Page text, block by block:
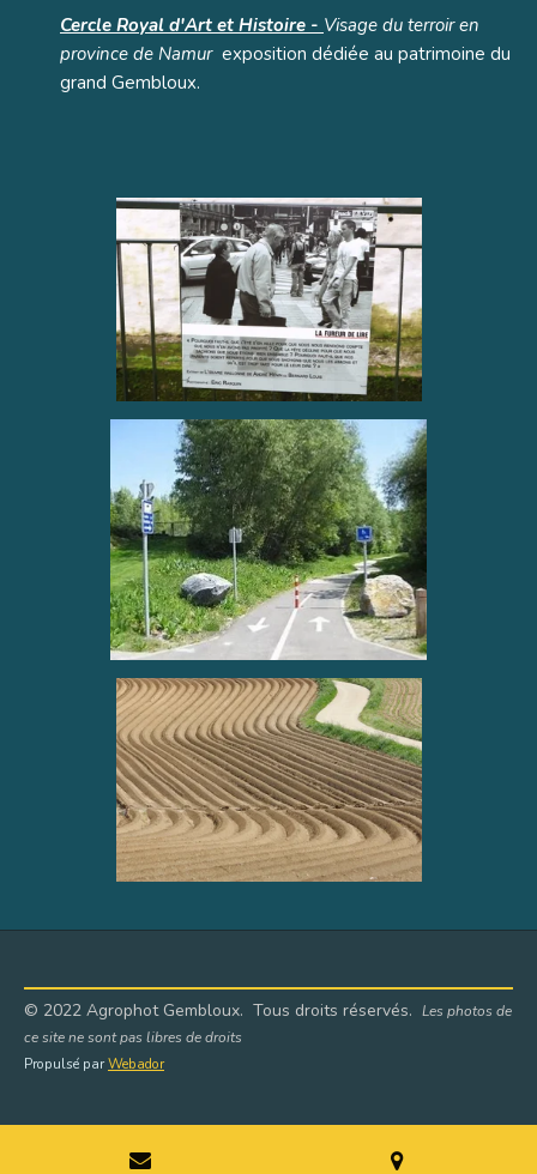
Cercle Royal d'Art et Histoire - Visage du terroir en
province de Namur exposition dédiée au patrimoine du
grand Gembloux.
© 2022 Agrophot Gembloux. Tous droits réservés. Les photos de
ce site ne sont pas libres de droits
Propulsé parWebador